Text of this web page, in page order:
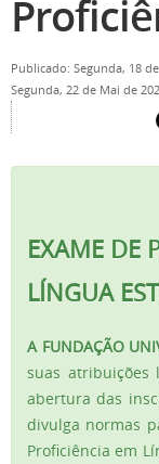
Publicado: Segunda, 18
Segunda, 22 de Mai de
EXAME DE
LÍNGUA
A FUNDAÇÃO
suas atribuições
abertura das
divulga normas
Proficiência em